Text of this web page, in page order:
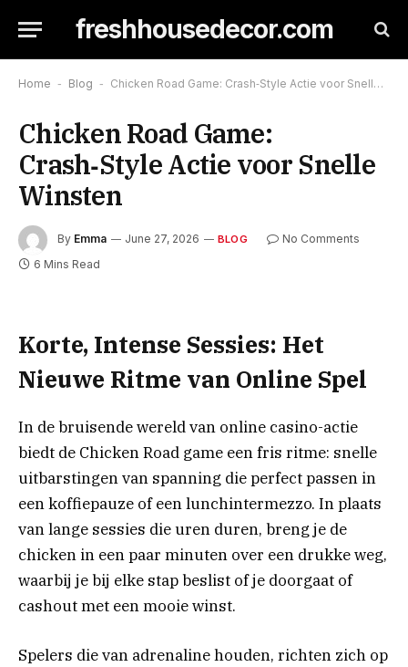
freshhousedecor.com
Home - Blog - Chicken Road Game: Crash‑Style Actie voor Snelle Winsten
Chicken Road Game:
Crash‑Style Actie voor Snelle
Winsten
By Emma June 27, 2026 BLOG
No Comments
6 Mins Read
Korte, Intense Sessies: Het
Nieuwe Ritme van Online Spel
In de bruisende wereld van online casino-actie
biedt de Chicken Road game een fris ritme: snelle
uitbarstingen van spanning die perfect passen in
een koffiepauze of een lunchintermezzo. In plaats
van lange sessies die uren duren, breng je de
chicken in een paar minuten over een drukke weg,
waarbij je bij elke stap beslist of je doorgaat of
cashout met een mooie winst.
Spelers die van adrenaline houden, richten zich op